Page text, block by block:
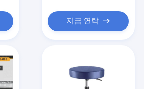
오
잭으로 들어 올립니다
지금 연락